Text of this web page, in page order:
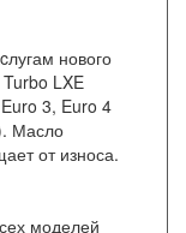
нового
LXE
3, Euro 4
Масло
от износа.
моделей